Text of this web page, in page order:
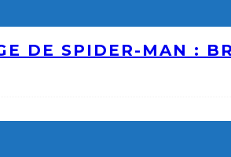
DE SPIDER-MAN :